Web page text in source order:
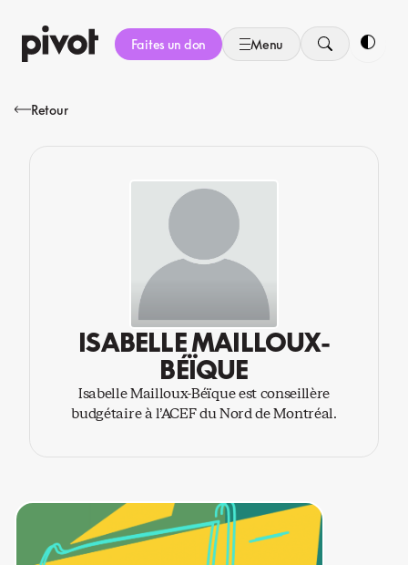
au
contenu
Faites un don Menu
Retour
ISABELLE MAILLOUX-
BÉÏQUE
Isabelle Mailloux-Béïque est conseillère
budgétaire à l’ACEF du Nord de Montréal.